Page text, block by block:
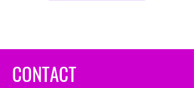
CONTACT